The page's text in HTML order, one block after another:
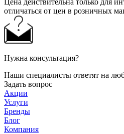
отличаться от цен в розничных
Нужна консультация?
Наши специалисты ответят на
Задать вопрос
Акции
Услуги
Бренды
Блог
Компания